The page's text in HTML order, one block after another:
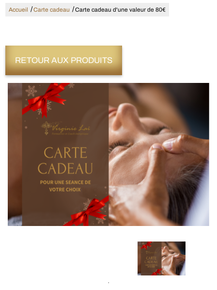
Accueil /Carte cadeau /Carte cadeau d'une valeur de 80€
RETOUR AUX PRODUITS